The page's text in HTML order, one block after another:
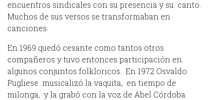
encuentros sindicales con su presencia y su canto.
Muchos de sus versos se transformaban en
canciones.
En 1969 quedó cesante como tantos otros
compañeros y tuvo entonces participación en
algunos conjuntos folkloricos. En 1972 Osvaldo
Pugliese musicalizó la vaquita, en tiempo de
milonga, y la grabó con la voz de Abel Córdoba.